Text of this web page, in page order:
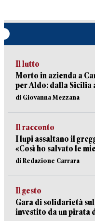
Il lutto
Morto in azienda a
per Aldo: dalla
di Giovanna Mezzana
Il racconto
I lupi assaltano il
«Così ho salvato le
di Redazione Carrara
Il gesto
Gara di solidarietà sul
investito da un pirata